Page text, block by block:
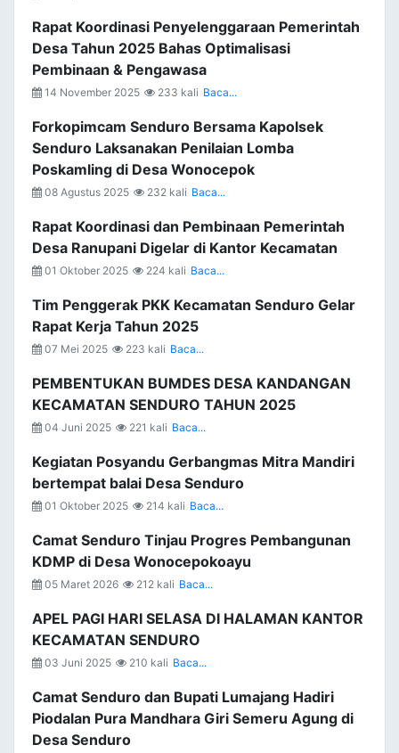
Rapat Koordinasi Penyelenggaraan Pemerintah
Desa Tahun 2025 Bahas Optimalisasi
Pembinaan & Pengawasa
14 November 2025 233 kali Baca...
Forkopimcam Senduro Bersama Kapolsek
Senduro Laksanakan Penilaian Lomba
Poskamling di Desa Wonocepok
08 Agustus 2025 232 kali Baca...
Rapat Koordinasi dan Pembinaan Pemerintah
Desa Ranupani Digelar di Kantor Kecamatan
01 Oktober 2025 224 kali Baca...
Tim Penggerak PKK Kecamatan Senduro Gelar
Rapat Kerja Tahun 2025
07 Mei 2025 223 kali Baca...
PEMBENTUKAN BUMDES DESA KANDANGAN
KECAMATAN SENDURO TAHUN 2025
04 Juni 2025 221 kali Baca...
Kegiatan Posyandu Gerbangmas Mitra Mandiri
bertempat balai Desa Senduro
01 Oktober 2025 214 kali Baca...
Camat Senduro Tinjau Progres Pembangunan
KDMP di Desa Wonocepokoayu
05 Maret 2026 212 kali Baca...
APEL PAGI HARI SELASA DI HALAMAN KANTOR
KECAMATAN SENDURO
03 Juni 2025 210 kali Baca...
Camat Senduro dan Bupati Lumajang Hadiri
Piodalan Pura Mandhara Giri Semeru Agung di
Desa Senduro